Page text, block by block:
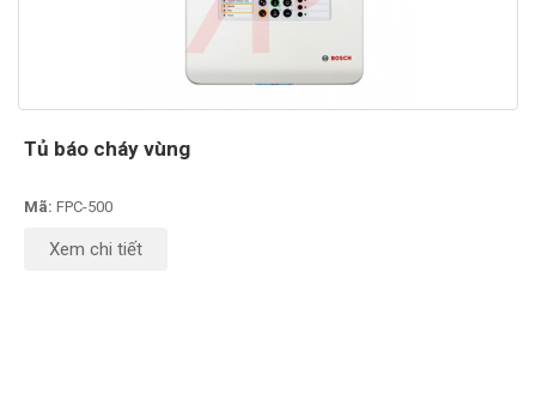
Tủ báo cháy vùng
Mã: FPC-500
Xem chi tiết